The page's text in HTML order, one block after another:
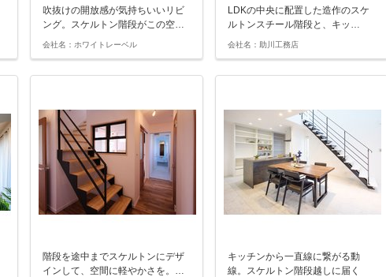
吹抜けの開放感が気持ちいいリビ
ング。スケルトン階段がこの空…
会社名：ホワイトレーベル
LDKの中央に配置した造作のスケ
ルトンスチール階段と、キッ…
会社名：助川工務店
階段を途中までスケルトンにデザ
インして、空間に軽やかさを。…
キッチンから一直線に繋がる動
線。スケルトン階段越しに届く